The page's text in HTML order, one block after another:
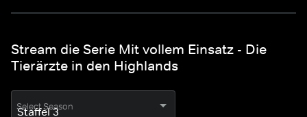
Stream die Serie Mit vollem Einsatz - Die
Tierärzte in den Highlands
Select Season